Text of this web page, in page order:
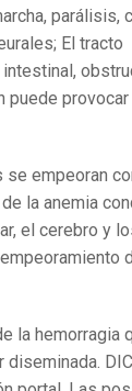
parálisis,
El tracto
puede
empeoran
la anemia
el cerebro y
la hemorragia